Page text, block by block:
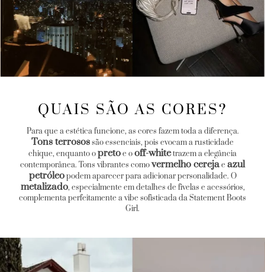
QUAIS SÃO AS CORES?
Para que a estética funcione, as cores fazem toda a diferença.
Tons terrosossão essenciais, pois evocam a rusticidade
chique, enquanto opretoe ooff-whitetrazem a elegância
contemporânea. Tons vibrantes comovermelho cerejaeazul
petróleopodem aparecer para adicionar personalidade. O
metalizado, especialmente em detalhes de fivelas e acessórios,
complementa perfeitamente a vibe sofisticada da Statement Boots
Girl.